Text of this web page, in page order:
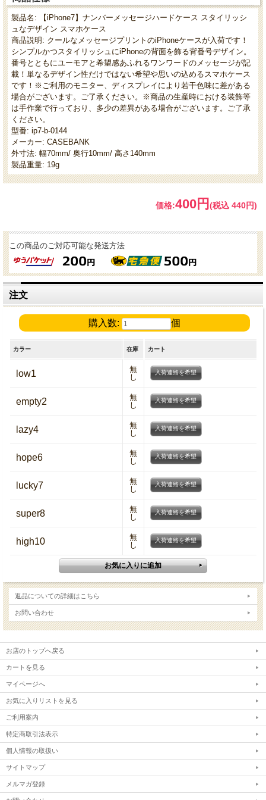
製品名: 【iPhone7】ナンバーメッセージハードケース スタイリッシ
ュなデザイン スマホケース
商品説明: クールなメッセージプリントのiPhoneケースが入荷です！
シンプルかつスタイリッシュにiPhoneの背面を飾る背番号デザイン。
番号とともにユーモアと希望感あふれるワンワードのメッセージが記
載！単なるデザイン性だけではない希望や思いの込めるスマホケース
です！※ご利用のモニター、ディスプレイにより若干色味に差がある
場合がございます。ご了承ください。※商品の生産時における装飾等
は手作業で行っており、多少の差異がある場合がございます。ご了承
ください。
型番: ip7-b-0144
メーカー: CASEBANK
外寸法: 幅70mm/ 奥行10mm/ 高さ140mm
製品重量: 19g
価格:400円 (税込 440円)
この商品のご対応可能な発送方法
注文
購入数: 個
カラー 在庫 カート
low1
無
し
入荷連絡を希望
empty2
無
し
入荷連絡を希望
lazy4
無
し
入荷連絡を希望
hope6
無
し
入荷連絡を希望
lucky7
無
し
入荷連絡を希望
super8
無
し
入荷連絡を希望
high10
無
し
入荷連絡を希望
返品についての詳細はこちら
お問い合わせ
お店のトップへ戻る
カートを見る
マイページへ
お気に入りリストを見る
ご利用案内
特定商取引法表示
個人情報の取扱い
サイトマップ
メルマガ登録